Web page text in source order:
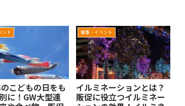
ント
こどもの日をも
に！GW大型連
催事・イベント
イルミネーションとは？
販促に役立つイルミネー